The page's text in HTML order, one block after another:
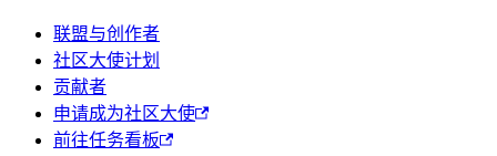
联盟与创作者
社区大使计划
贡献者
申请成为社区大使
前往任务看板